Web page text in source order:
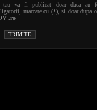
tau va fi publicat doar daca au
marcate cu (*), si doar dupa
.ro